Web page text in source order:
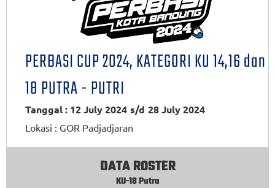
PERBASI CUP 2024, KATEGORI KU 14,16 dan
18 PUTRA - PUTRI
Tanggal : 12 July 2024 s/d 28 July 2024
Lokasi : GOR Padjadjaran
DATA ROSTER
KU-18 Putra